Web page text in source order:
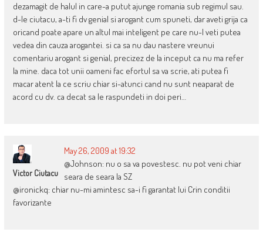
dezamagit de halul in care-a putut ajunge romania sub regimul sau.
d-le ciutacu, a-ti fi dv genial si arogant cum spuneti, dar aveti grija ca
oricand poate apare un altul mai inteligent pe care nu-l veti putea
vedea din cauza arogantei. si ca sa nu dau nastere vreunui
comentariu arogant si genial, precizez de la inceput ca nu ma refer
la mine. daca tot unii oameni fac efortul sa va scrie, ati putea fi
macar atent la ce scriu chiar si-atunci cand nu sunt neaparat de
acord cu dv. ca decat sa le raspundeti in doi peri…
Victor Ciutacu
May 26, 2009 at 19:32
@Johnson: nu o sa va povestesc. nu pot veni chiar
seara de seara la SZ
@ironickq: chiar nu-mi amintesc sa-i fi garantat lui Crin conditii
favorizante